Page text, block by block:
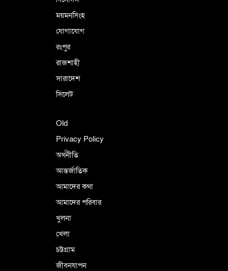
ময়মনসিংহ
যোগাযোগ
রংপুর
রাজশাহী
সারাদেশ
সিলেট
Old
Privacy Policy
অর্থনীতি
আন্তর্জাতিক
আমাদের কথা
আমাদের পরিবার
খুলনা
খেলা
চট্টগ্রাম
জীবনযাপন